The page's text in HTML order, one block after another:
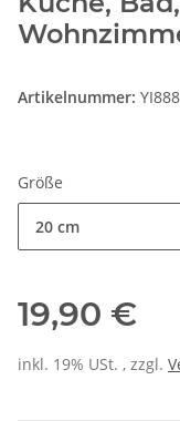
Artikelnummer:
Größe
20 cm
19,90 €
inkl. 19% USt. , zzgl.